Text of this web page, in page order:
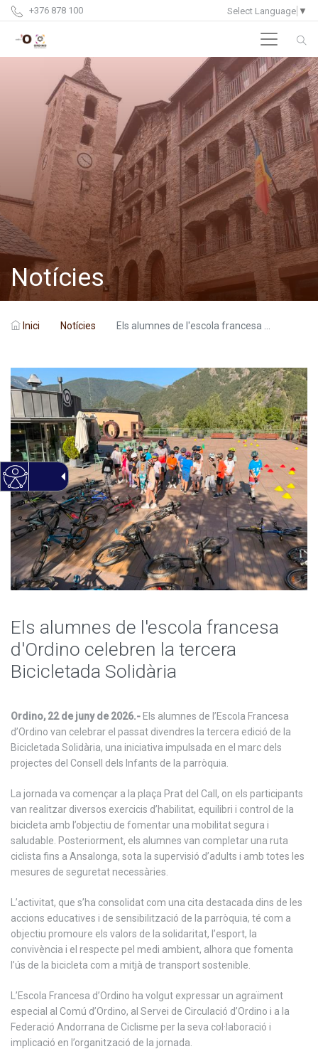
+376 878 100 Select Language ▼
Notícies
Inici Notícies Els alumnes de l'escola francesa ...
Els alumnes de l'escola francesa
d'Ordino celebren la tercera
Bicicletada Solidària
Ordino, 22 de juny de 2026.- Els alumnes de l’Escola Francesa
d’Ordino van celebrar el passat divendres la tercera edició de la
Bicicletada Solidària, una iniciativa impulsada en el marc dels
projectes del Consell dels Infants de la parròquia.
La jornada va començar a la plaça Prat del Call, on els participants
van realitzar diversos exercicis d’habilitat, equilibri i control de la
bicicleta amb l’objectiu de fomentar una mobilitat segura i
saludable. Posteriorment, els alumnes van completar una ruta
ciclista fins a Ansalonga, sota la supervisió d’adults i amb totes les
mesures de seguretat necessàries.
L’activitat, que s’ha consolidat com una cita destacada dins de les
accions educatives i de sensibilització de la parròquia, té com a
objectiu promoure els valors de la solidaritat, l’esport, la
convivència i el respecte pel medi ambient, alhora que fomenta
l’ús de la bicicleta com a mitjà de transport sostenible.
L’Escola Francesa d’Ordino ha volgut expressar un agraïment
especial al Comú d’Ordino, al Servei de Circulació d’Ordino i a la
Federació Andorrana de Ciclisme per la seva col·laboració i
implicació en l’organització de la jornada.